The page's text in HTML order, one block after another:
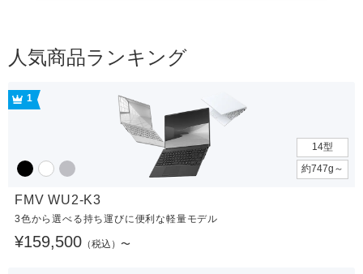
人気商品ランキング
1
14型
約747g～
FMV WU2-K3
3色から選べる持ち運びに便利な軽量モデル
¥159,500 （税込）〜